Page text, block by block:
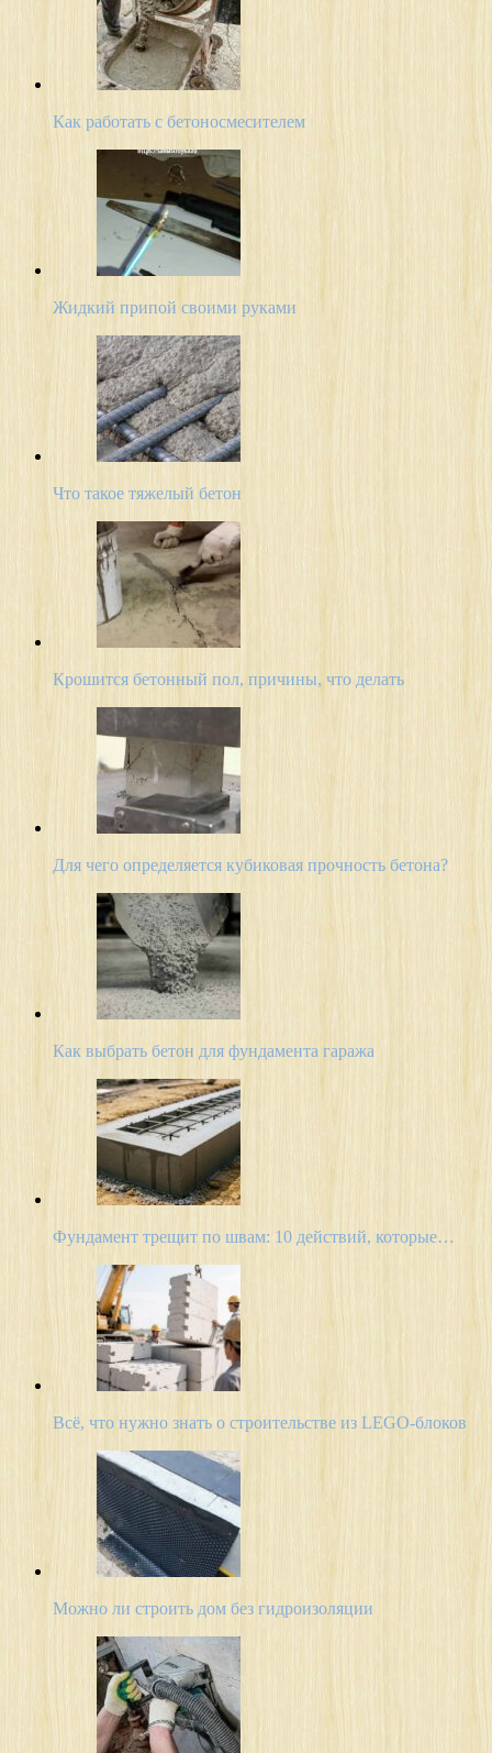
Как работать с бетоносмесителем
Жидкий припой своими руками
Что такое тяжелый бетон
Крошится бетонный пол, причины, что делать
Для чего определяется кубиковая прочность бетона?
Как выбрать бетон для фундамента гаража
Фундамент трещит по швам: 10 действий, которые…
Всё, что нужно знать о строительстве из LEGO-блоков
Можно ли строить дом без гидроизоляции